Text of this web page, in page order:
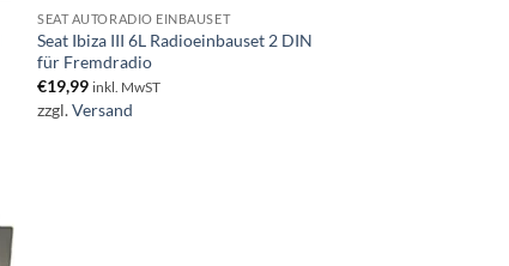
SEAT AUTORADIO EINBAUSET
Seat Ibiza III 6L Radioeinbauset 2 DIN
für Fremdradio
€19,99 inkl. MwST
zzgl.Versand